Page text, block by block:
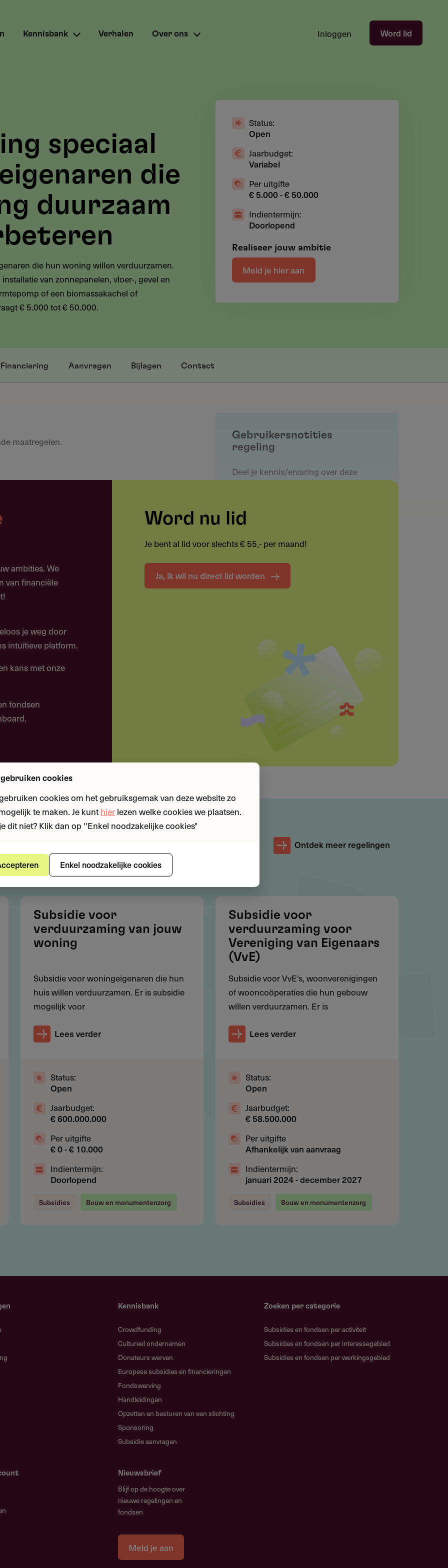
Kennisbank Verhalen Over ons
Hoofdnavigatie
gebruikersectie
Inloggen Word lid
speciaal
die
duurzaam
die hun woning willen verduurzamen.
van zonnepanelen, vloer-, gevel en
of een biomassakachel of
€ 5.000 tot € 50.000.
Status:
Open
Jaarbudget:
Variabel
Per uitgifte
€ 5.000 - € 50.000
Indientermijn:
Doorlopend
Realiseer jouw ambitie
Meld je hier aan
Financiering Aanvragen Bijlagen Contact
maatregelen.
met een koophuis. Verder geldt:
jonger dan 70 jaar
pensioen, AOW of WIA (IVA), gestort op een
maatregel. De bijbehorende
een geldig legitimatiebewijs. Dit is een paspoort,
Gebruikersnotities
regeling
Deel je kennis/ervaring over deze
Maak een notitie
Funding informatie
ambities. We
van financiële
je weg door
intuïtieve platform.
kans met onze
fondsen
Word nu lid
Je bent al lid voor slechts € 55,- per maand!
Ja, ik wil nu direct lid worden
bij jouw
Ontdek meer regelingen
Subsidie voor
verduurzaming van jouw
woning
Subsidie voor woningeigenaren die hun
huis willen verduurzamen. Er is subsidie
mogelijk voor
Lees verder
Status:
Open
Jaarbudget:
€ 600.000.000
Per uitgifte
€ 0 - € 10.000
Indientermijn:
Doorlopend
Subsidies Bouw en monumentenzorg
Subsidie voor
verduurzaming voor
Vereniging van Eigenaars
(VvE)
Subsidie voor VvE's, woonverenigingen
of wooncoöperaties die hun gebouw
willen verduurzamen. Er is
Lees verder
Status:
Open
Jaarbudget:
€ 58.500.000
Per uitgifte
Afhankelijk van aanvraag
Indientermijn:
januari 2024-december 2027
Subsidies Bouw en monumentenzorg
Kennisbank
Crowdfunding
Cultureel ondernemen
Donateurs werven
Europese subsidies en financieringen
Fondswerving
Handleidingen
Opzetten en besturen van een stichting
Sponsoring
Subsidie aanvragen
Zoeken per categorie
Subsidies en fondsen per activiteit
Subsidies en fondsen per interessegebied
Subsidies en fondsen per werkingsgebied
Nieuwsbrief
Blijf op de hoogte over
nieuwe regelingen en
fondsen
Meld je aan
cookies
cookies om het gebruiksgemak van deze website zo
te maken. Je kunt hier lezen welke cookies we plaatsen.
dit niet? Klik dan op ''Enkel noodzakelijke cookies"
Enkel noodzakelijke cookies